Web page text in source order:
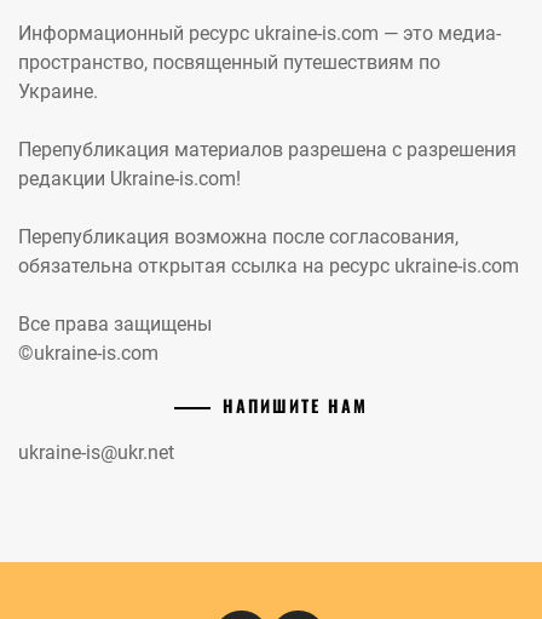
Информационный ресурс ukraine-is.com — это медиа-
пространство, посвященный путешествиям по
Украине.
Перепубликация материалов разрешена с разрешения
редакции Ukraine-is.com!
Перепубликация возможна после согласования,
обязательна открытая ссылка на ресурс ukraine-is.com
Все права защищены
©ukraine-is.com
НАПИШИТЕ НАМ
ukraine-is@ukr.net